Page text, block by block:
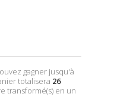
gagner jusqu'à
totalisera 26
transformé(s) en un